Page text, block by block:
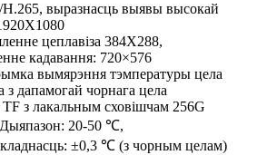
выразнасць выявы высокай
цеплавіза 384X288,
кадавання: 720×576
вымярэння тэмпературы цела
з дапамогай чорнага цела
з лакальным сховішчам 256G
20-50 ℃,
±0,3 ℃ (з чорным целам)